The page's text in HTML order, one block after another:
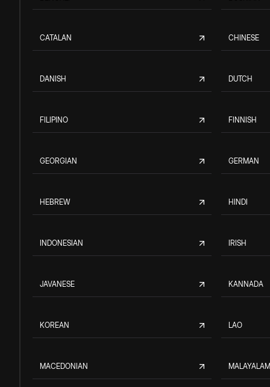
CATALAN CHINESE
DANISH DUTCH
FILIPINO FINNISH
GEORGIAN GERMAN
HEBREW HINDI
INDONESIAN IRISH
JAVANESE KANNADA
KOREAN LAO
MACEDONIAN MALAYALAM